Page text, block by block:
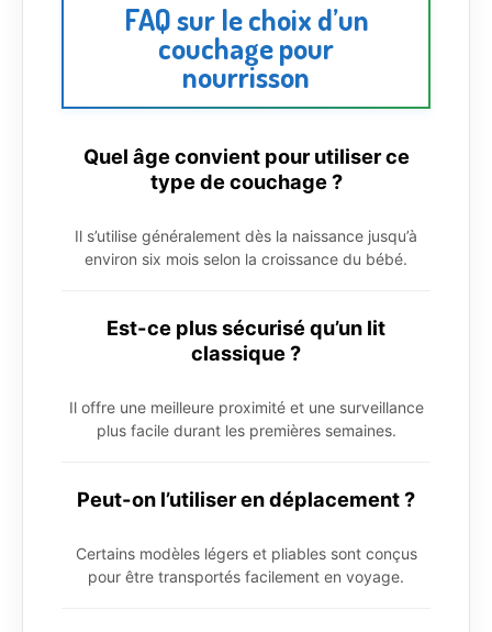
FAQ sur le choix d’un
couchage pour
nourrisson
Quel âge convient pour utiliser ce
type de couchage ?
Il s’utilise généralement dès la naissance jusqu’à
environ six mois selon la croissance du bébé.
Est-ce plus sécurisé qu’un lit
classique ?
Il offre une meilleure proximité et une surveillance
plus facile durant les premières semaines.
Peut-on l’utiliser en déplacement ?
Certains modèles légers et pliables sont conçus
pour être transportés facilement en voyage.